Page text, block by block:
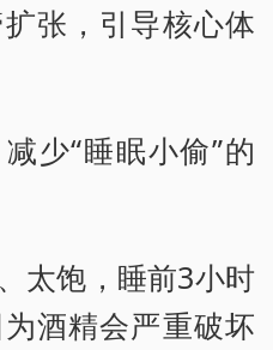
张，引导核心体
少“睡眠小偷”的
太饱，睡前3小时
酒精会严重破坏